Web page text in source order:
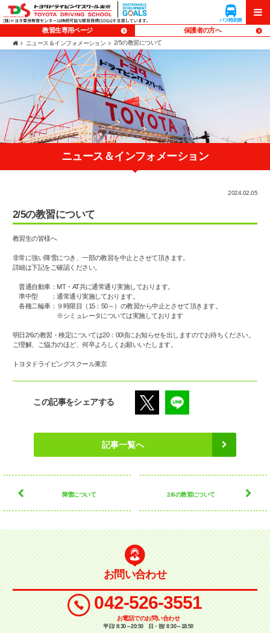
バス時刻表
教習生専用ページ 保護者の方へ
メニ
ュー
入校予約
企業向け
研修
貸会議室
バス時刻表
メニ
ュー
ニュース＆インフォメーション 2/5の教習について
ニュース＆インフォメーション
2024.02.05
2/5の教習について
教習生の皆様へ
非常に強い降雪につき、一部の教習を中止とさせて頂きます。
詳細は下記をご確認ください。
普通自動車：MT・AT共に通常通り実施しております。
準中型 ：通常通り実施しております。
各種二輪車：９時限目（15：50～）の教習から中止とさせて頂きます。
※シミュレータについては実施しております
明日2/6の教習・検定については20：00頃にお知らせを出しますのでお待ちください。
ご理解、ご協力のほど、何卒よろしくお願いいたします。
トヨタドライビングスクール東京
この記事をシェアする
記事一覧へ
降雪について 2/6の教習について
お問い合わせ
042-526-3551
お電話でのお問い合わせ
平日/ 8:30～20:50 日・祝/ 8:30～18:50